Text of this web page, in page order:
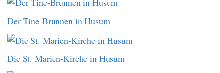
Der Tine-Brunnen in Husum
Die St. Marien-Kirche in Husum